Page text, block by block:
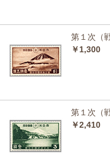
第１次（
￥1,300
第１次（
￥2,410